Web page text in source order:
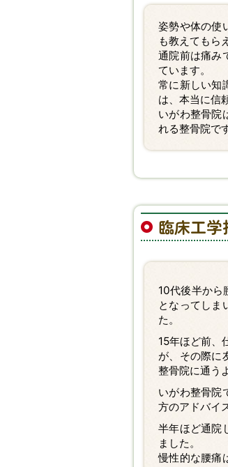
姿勢や体の使
も教えてもら
通院前は痛み
ています。
常に新しい知
は、本当に信
いがわ整骨院
れる整骨院です
臨床工
10代後半から
となってしま
た。
15年ほど前、
が、その際に
整骨院に通う
いがわ整骨院
方のアドバイ
半年ほど通院
ました。
慢性的な腰痛